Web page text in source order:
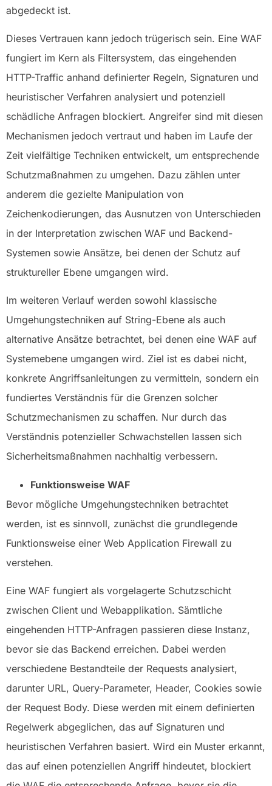
abgedeckt ist.
Dieses Vertrauen kann jedoch trügerisch sein. Eine WAF
fungiert im Kern als Filtersystem, das eingehenden
HTTP-Traffic anhand definierter Regeln, Signaturen und
heuristischer Verfahren analysiert und potenziell
schädliche Anfragen blockiert. Angreifer sind mit diesen
Mechanismen jedoch vertraut und haben im Laufe der
Zeit vielfältige Techniken entwickelt, um entsprechende
Schutzmaßnahmen zu umgehen. Dazu zählen unter
anderem die gezielte Manipulation von
Zeichenkodierungen, das Ausnutzen von Unterschieden
in der Interpretation zwischen WAF und Backend-
Systemen sowie Ansätze, bei denen der Schutz auf
struktureller Ebene umgangen wird.
Im weiteren Verlauf werden sowohl klassische
Umgehungstechniken auf String-Ebene als auch
alternative Ansätze betrachtet, bei denen eine WAF auf
Systemebene umgangen wird. Ziel ist es dabei nicht,
konkrete Angriffsanleitungen zu vermitteln, sondern ein
fundiertes Verständnis für die Grenzen solcher
Schutzmechanismen zu schaffen. Nur durch das
Verständnis potenzieller Schwachstellen lassen sich
Sicherheitsmaßnahmen nachhaltig verbessern.
Funktionsweise WAF
Bevor mögliche Umgehungstechniken betrachtet
werden, ist es sinnvoll, zunächst die grundlegende
Funktionsweise einer Web Application Firewall zu
verstehen.
Eine WAF fungiert als vorgelagerte Schutzschicht
zwischen Client und Webapplikation. Sämtliche
eingehenden HTTP-Anfragen passieren diese Instanz,
bevor sie das Backend erreichen. Dabei werden
verschiedene Bestandteile der Requests analysiert,
darunter URL, Query-Parameter, Header, Cookies sowie
der Request Body. Diese werden mit einem definierten
Regelwerk abgeglichen, das auf Signaturen und
heuristischen Verfahren basiert. Wird ein Muster erkannt,
das auf einen potenziellen Angriff hindeutet, blockiert